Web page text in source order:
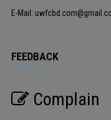
E-Mail:
FEEDBACK
Complain